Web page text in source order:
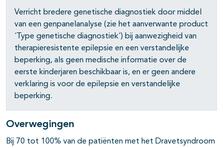
Verricht bredere genetische diagnostiek door middel
van een genpanelanalyse (zie het aanverwante product
´Type genetische diagnostiek´) bij aanwezigheid van
therapieresistente epilepsie en een verstandelijke
beperking, als geen medische informatie over de
eerste kinderjaren beschikbaar is, en er geen andere
verklaring is voor de epilepsie en verstandelijke
beperking.
Overwegingen
Bij 70 tot 100% van de patiënten met het Dravetsyndroom